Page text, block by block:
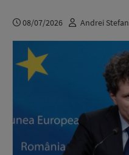
08/07/2026 Andrei Stefan